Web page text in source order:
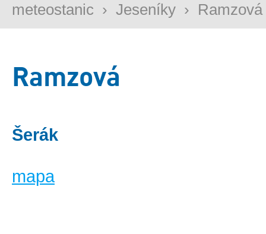
meteostanic › Jeseníky › Ramzová
Ramzová
Šerák
mapa